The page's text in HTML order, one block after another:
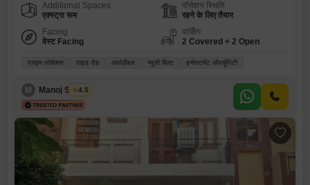
Additional Spaces
एक्स्ट्रा रूम
पॉसेशन स्थिति
रहने के लिए तैयार
Facing
वेस्ट Facing
पार्किंग
2 Covered + 2 Open
प्राइम लोकेशन वाइड रोड अफोर्डेबल न्यूली बिल्ट इन्वेस्टमेंट ऑपर्चूनिटी
M Manoj Shukla
4.5